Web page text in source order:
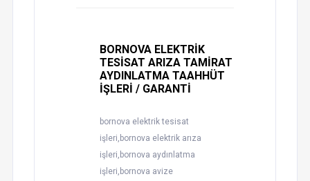
BORNOVA ELEKTRİK
TESİSAT ARIZA TAMİRAT
AYDINLATMA TAAHHÜT
İŞLERİ / GARANTİ
bornova elektrik tesisat
işleri,bornova elektrik arıza
işleri,bornova aydınlatma
işleri,bornova avize